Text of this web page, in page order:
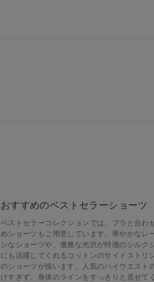
おすすめのベストセラーショーツ
ベストセラーコレクションでは、ブラと合わ
めショーツもご用意しています。華やかなレ
ンなショーツや、優雅な光沢が特徴のシルク
にも活躍してくれるコットンのサイドストリ
のショーツが揃います。人気のハイウエスト
けすぎず、身体のラインをすっきりと見せて